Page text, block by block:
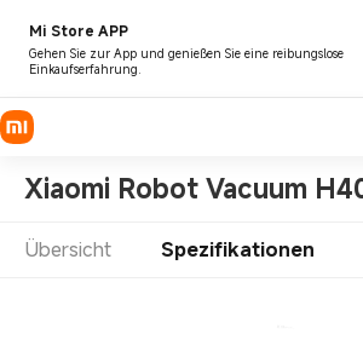
Mi Store APP
Gehen Sie zur App und genießen Sie eine reibungslose
Einkaufserfahrung.
Xiaomi Robot Vacuum
Übersicht Spezifikationen